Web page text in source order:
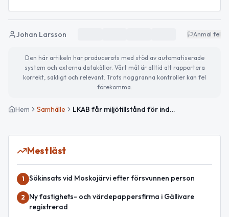
Johan Larsson Anmäl fel
Den här artikeln har producerats med stöd av automatiserade
system och externa datakällor. Vårt mål är alltid att rapportera
korrekt, sakligt och relevant. Trots noggranna kontroller kan fel
förekomma.
Hem Samhälle LKAB får miljötillstånd för industripark med kritiska mineral i Luleå
Mest läst
1 Sökinsats vid Moskojärvi efter försvunnen person
2
Ny fastighets- och värdepappersfirma i Gällivare
registrerad